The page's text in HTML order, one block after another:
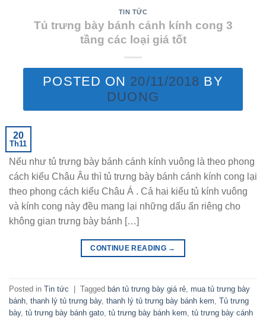
TIN TỨC
Tủ trưng bày bánh cánh kính cong 3
tầng các loại giá tốt
POSTED ON 20/11/2018 BY
DUONG
20
Th11
Nếu như tủ trưng bày bánh cánh kính vuông là theo phong
cách kiểu Châu Âu thì tủ trưng bày bánh cánh kính cong lại
theo phong cách kiểu Châu Á . Cả hai kiểu tủ kính vuông
và kính cong này đều mang lại những dấu ấn riêng cho
không gian trưng bày bánh […]
CONTINUE READING →
Posted in Tin tức | Tagged bán tủ trưng bày giá rẻ mua tủ trưng bày
bánh thanh lý tủ trưng bày, thanh lý tủ trưng bày bánh kem Tủ trưng
bày, tủ trưng bày bánh gato tủ trưng bày bánh kem tủ trưng bày cánh